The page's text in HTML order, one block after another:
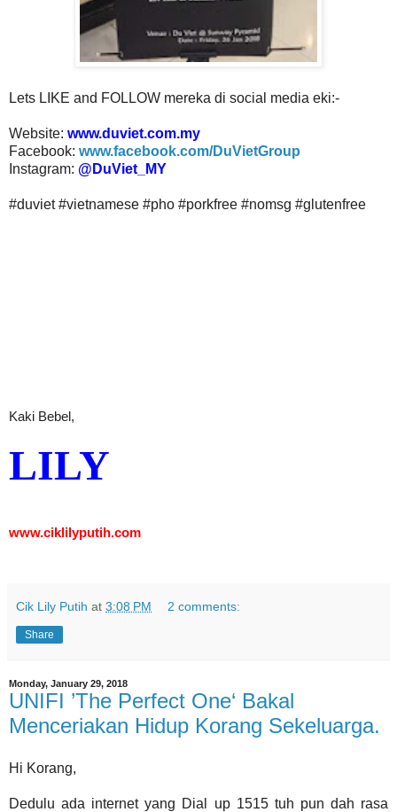
Lets LIKE and FOLLOW mereka di social media eki:-
Website: www.duviet.com.my
Facebook: www.facebook.com/DuVietGroup
Instagram: @DuViet_MY
#duviet #vietnamese #pho #porkfree #nomsg #glutenfree
Kaki Bebel,
LILY
www.ciklilyputih.com
Cik Lily Putih at 3:08 PM 2 comments:
Share
Monday, January 29, 2018
UNIFI ’The Perfect One‘ Bakal
Menceriakan Hidup Korang Sekeluarga.
Hi Korang,
Dedulu ada internet yang Dial up 1515 tuh pun dah rasa